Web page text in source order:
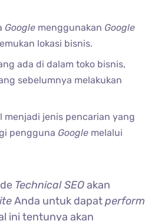
Google menggunakan Google
lokasi bisnis.
ada di dalam toko bisnis,
sebelumnya melakukan
menjadi jenis pencarian yang
pengguna Google melalui
Technical SEOakan
Anda untuk dapatperform
ini tentunya akan